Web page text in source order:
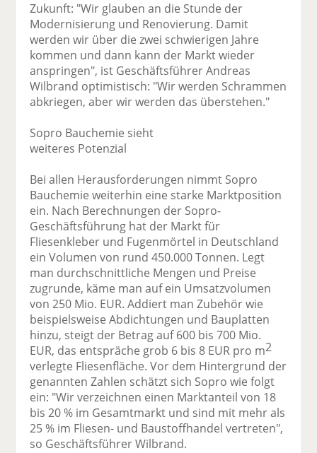
Zukunft: "Wir glauben an die Stunde der
Modernisierung und Renovierung. Damit
werden wir über die zwei schwierigen Jahre
kommen und dann kann der Markt wieder
anspringen", ist Geschäftsführer Andreas
Wilbrand optimistisch: "Wir werden Schrammen
abkriegen, aber wir werden das überstehen."
Sopro Bauchemie sieht
weiteres Potenzial
Bei allen Herausforderungen nimmt Sopro
Bauchemie weiterhin eine starke Marktposition
ein. Nach Berechnungen der Sopro-
Geschäftsführung hat der Markt für
Fliesenkleber und Fugenmörtel in Deutschland
ein Volumen von rund 450.000 Tonnen. Legt
man durchschnittliche Mengen und Preise
zugrunde, käme man auf ein Umsatzvolumen
von 250 Mio. EUR. Addiert man Zubehör wie
beispielsweise Abdichtungen und Bauplatten
hinzu, steigt der Betrag auf 600 bis 700 Mio.
EUR, das entspräche grob 6 bis 8 EUR pro m2
verlegte Fliesenfläche. Vor dem Hintergrund der
genannten Zahlen schätzt sich Sopro wie folgt
ein: "Wir verzeichnen einen Marktanteil von 18
bis 20 % im Gesamtmarkt und sind mit mehr als
25 % im Fliesen- und Baustoffhandel vertreten",
so Geschäftsführer Wilbrand.